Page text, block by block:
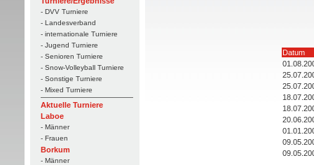
- DVV Turniere
- Landesverband
- internationale Turniere
- Jugend Turniere
- Senioren Turniere
- Snow-Volleyball Turniere
- Sonstige Turniere
- Mixed Turniere
Aktuelle Turniere
Laboe
- Männer
- Frauen
Borkum
- Männer
Datum